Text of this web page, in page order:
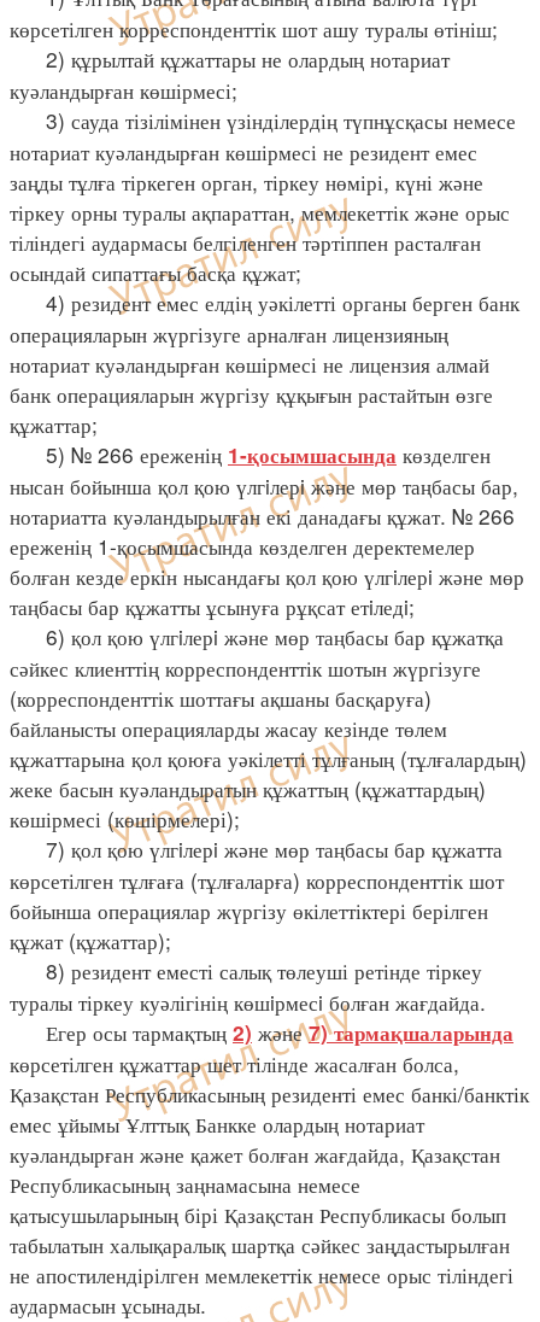
көрсетілген корреспонденттік шот ашу туралы өтініш;
2) құрылтай құжаттары не олардың нотариат
куәландырған көшірмесі;
3) сауда тізілімінен үзінділердің түпнұсқасы немесе
нотариат куәландырған көшірмесі не резидент емес
заңды тұлға тіркеген орган, тіркеу нөмірі, күні және
тіркеу орны туралы ақпараттан, мемлекеттік және орыс
тіліндегі аудармасы белгіленген тәртіппен расталған
осындай сипаттағы басқа құжат;
4) резидент емес елдің уәкілетті органы берген банк
операцияларын жүргізуге арналған лицензияның
нотариат куәландырған көшірмесі не лицензия алмай
банк операцияларын жүргізу құқығын растайтын өзге
құжаттар;
5) № 266 ереженің 1-қосымшасында көзделген
нысан бойынша қол қою үлгiлерi және мөр таңбасы бар,
нотариатта куәландырылған екі данадағы құжат. № 266
ереженің 1-қосымшасында көзделген деректемелер
болған кезде еркін нысандағы қол қою үлгiлерi және мөр
таңбасы бар құжатты ұсынуға рұқсат етiледi;
6) қол қою үлгiлерi және мөр таңбасы бар құжатқа
сәйкес клиенттің корреспонденттік шотын жүргізуге
(корреспонденттік шоттағы ақшаны басқаруға)
байланысты операцияларды жасау кезінде төлем
құжаттарына қол қоюға уәкілетті тұлғаның (тұлғалардың)
жеке басын куәландыратын құжаттың (құжаттардың)
көшірмесі (көшірмелері);
7) қол қою үлгiлерi және мөр таңбасы бар құжатта
көрсетілген тұлғаға (тұлғаларға) корреспонденттік шот
бойынша операциялар жүргізу өкілеттіктері берілген
құжат (құжаттар);
8) резидент еместі салық төлеуші ретінде тіркеу
туралы тіркеу куәлігінің көшiрмесi болған жағдайда.
Егер осы тармақтың 2) және7) тармақшаларында
көрсетілген құжаттар шет тілінде жасалған болса,
Қазақстан Республикасының резиденті емес банкі/банктік
емес ұйымы Ұлттық Банкке олардың нотариат
куәландырған және қажет болған жағдайда, Қазақстан
Республикасының заңнамасына немесе
қатысушыларының бірі Қазақстан Республикасы болып
табылатын халықаралық шартқа сәйкес заңдастырылған
не апостилендірілген мемлекеттік немесе орыс тіліндегі
аудармасын ұсынады.